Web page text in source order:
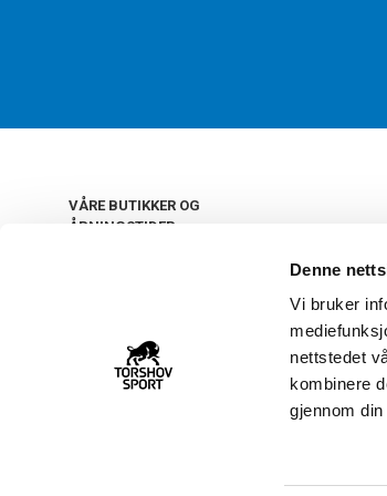
Denne
Vi bruker
nettstedet
kombinere
gjennom
VÅRE BUTIKKER OG
ÅPNINGSTIDER
22 09 20 20